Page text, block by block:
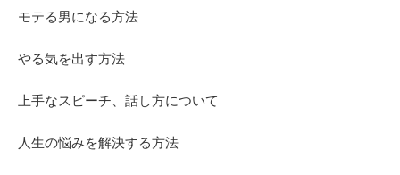
モテる男になる方法
やる気を出す方法
上手なスピーチ、話し方について
人生の悩みを解決する方法